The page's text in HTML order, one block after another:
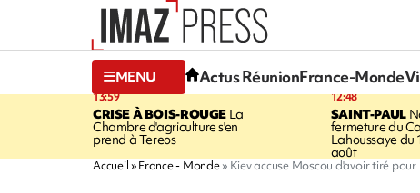
MENU Actus RéunionFrance-Monde
13:59
CRISE À BOIS-ROUGELa
Chambre d'agriculture s'en
prend à Tereos
12:48
SAINT-PAUL
fermeture du
Lahoussaye du
août
Accueil France - Monde Kiev accuse Moscou d'avoir tiré